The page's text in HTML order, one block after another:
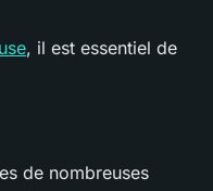
, il est essentiel de
de nombreuses